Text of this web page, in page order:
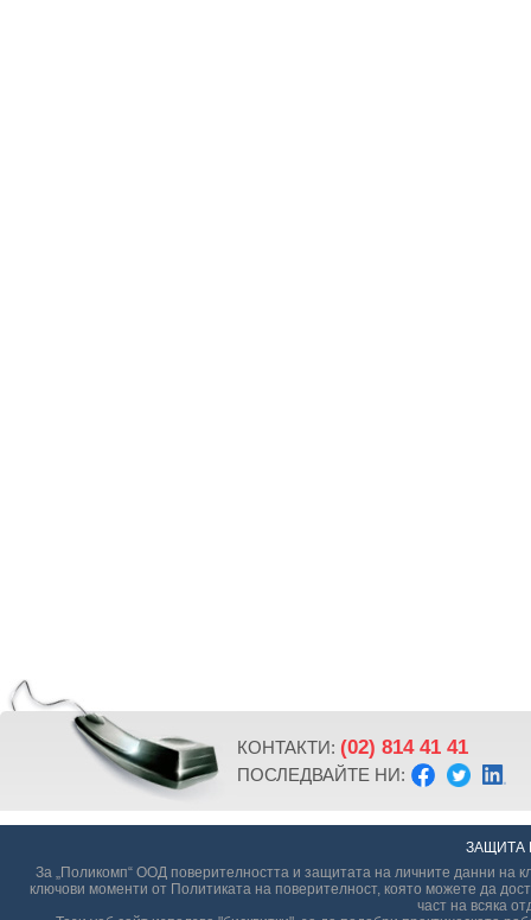
ЗАЩИТА
За „Поликомп“ ООД поверителността и защитата на личните данни на
ключови моменти от Политиката на поверителност, която можете да
част на всяка
КОНТАКТИ: (02) 814 41 41
ПОСЛЕДВАЙТЕ НИ: